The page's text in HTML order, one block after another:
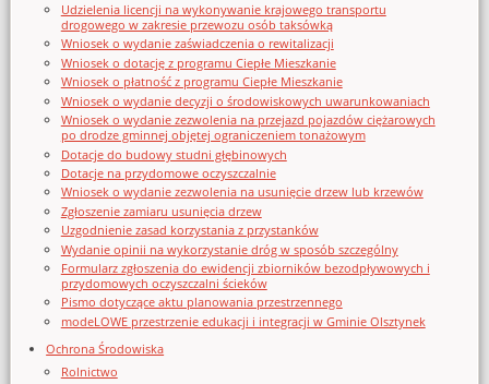
Udzielenia licencji na wykonywanie krajowego transportu
drogowego w zakresie przewozu osób taksówką
Wniosek o wydanie zaświadczenia o rewitalizacji
Wniosek o dotację z programu Ciepłe Mieszkanie
Wniosek o płatność z programu Ciepłe Mieszkanie
Wniosek o wydanie decyzji o środowiskowych uwarunkowaniach
Wniosek o wydanie zezwolenia na przejazd pojazdów ciężarowych
po drodze gminnej objętej ograniczeniem tonażowym
Dotacje do budowy studni głębinowych
Dotacje na przydomowe oczyszczalnie
Wniosek o wydanie zezwolenia na usunięcie drzew lub krzewów
Zgłoszenie zamiaru usunięcia drzew
Uzgodnienie zasad korzystania z przystanków
Wydanie opinii na wykorzystanie dróg w sposób szczególny
Formularz zgłoszenia do ewidencji zbiorników bezodpływowych i
przydomowych oczyszczalni ścieków
Pismo dotyczące aktu planowania przestrzennego
modeLOWE przestrzenie edukacji i integracji w Gminie Olsztynek
Ochrona Środowiska
Rolnictwo